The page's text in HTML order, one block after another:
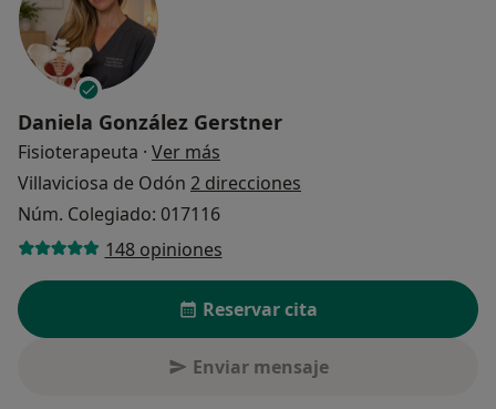
Daniela González Gerstner
Fisioterapeuta · Ver más
Villaviciosa de Odón 2 direcciones
Núm. Colegiado: 017116
148 opiniones
Reservar cita
Enviar mensaje